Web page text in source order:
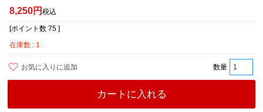
8,250 税込
[ポイント数 75 ]
在庫数
1
お気に入りに追加
カートに入れる